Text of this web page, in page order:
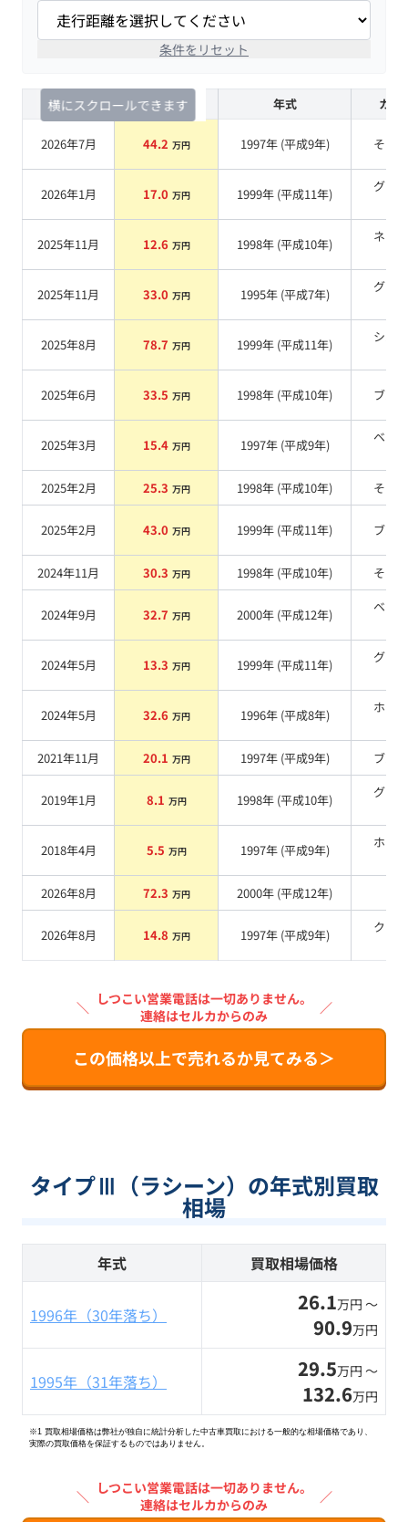
条件をリセット
横にスクロールできます
査定時期 セルカ実績 年式 カラ
2026年7月 44.2 万円 1997年 (平成9年) その他
2026年1月 17.0 万円 1999年 (平成11年)
グリ
2025年11月 12.6 万円 1998年 (平成10年)
ネイ
2025年11月 33.0 万円 1995年 (平成7年)
グリ
2025年8月 78.7 万円 1999年 (平成11年)
シル
2025年6月 33.5 万円 1998年 (平成10年) ブルー
2025年3月 15.4 万円 1997年 (平成9年)
ベー
2025年2月
25.3 万円 1998年 (平成10年) その他
2025年2月 43.0 万円 1999年 (平成11年) ブルー
2024年11月 30.3 万円 1998年 (平成10年) その他
2024年9月 32.7 万円 2000年 (平成12年)
ベー
2024年5月 13.3 万円 1999年 (平成11年)
グリ
2024年5月 32.6 万円 1996年 (平成8年)
ホワ
2021年11月
20.1 万円 1997年 (平成9年) ブルー
2019年1月 8.1 万円 1998年 (平成10年)
グリ
2018年4月 5.5 万円 1997年 (平成9年)
ホワ
2026年8月
72.3 万円 2000年 (平成12年)
2026年8月 14.8 万円 1997年 (平成9年)
クリ
＼ しつこい営業電話は一切ありません。
連絡はセルカからのみ
／
この価格以上で売れるか見てみる＞
タイプⅢ（ラシーン）の年式別買取
相場
年式 買取相場価格
1996年（30年落ち） 26.1万円 〜
90.9万円
1995年（31年落ち） 29.5万円 〜
132.6万円
※1 買取相場価格は弊社が独自に統計分析した中古車買取における一般的な相場価格であり、
実際の買取価格を保証するものではありません。
＼ しつこい営業電話は一切ありません。
連絡はセルカからのみ
／